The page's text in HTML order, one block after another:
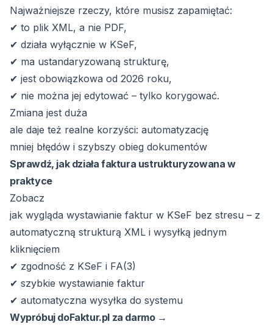
Najważniejsze rzeczy, które musisz zapamiętać:
✔ to plik XML, a nie PDF,
✔ działa wyłącznie w KSeF,
✔ ma ustandaryzowaną strukturę,
✔ jest obowiązkowa od 2026 roku,
✔ nie można jej edytować – tylko korygować.
Zmiana jest duża
ale daje też realne korzyści: automatyzację
mniej błędów i szybszy obieg dokumentów
Sprawdź, jak działa faktura ustrukturyzowana w
praktyce
Zobacz
jak wygląda wystawianie faktur w KSeF bez stresu – z
automatyczną strukturą XML i wysyłką jednym
kliknięciem
✔ zgodność z KSeF i FA(3)
✔ szybkie wystawianie faktur
✔ automatyczna wysyłka do systemu
Wypróbuj doFaktur.pl za darmo →